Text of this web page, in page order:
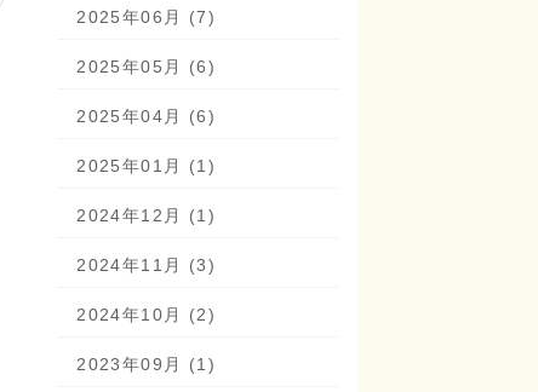
2025年06月 (7)
2025年05月 (6)
2025年04月 (6)
2025年01月 (1)
2024年12月 (1)
2024年11月 (3)
2024年10月 (2)
2023年09月 (1)